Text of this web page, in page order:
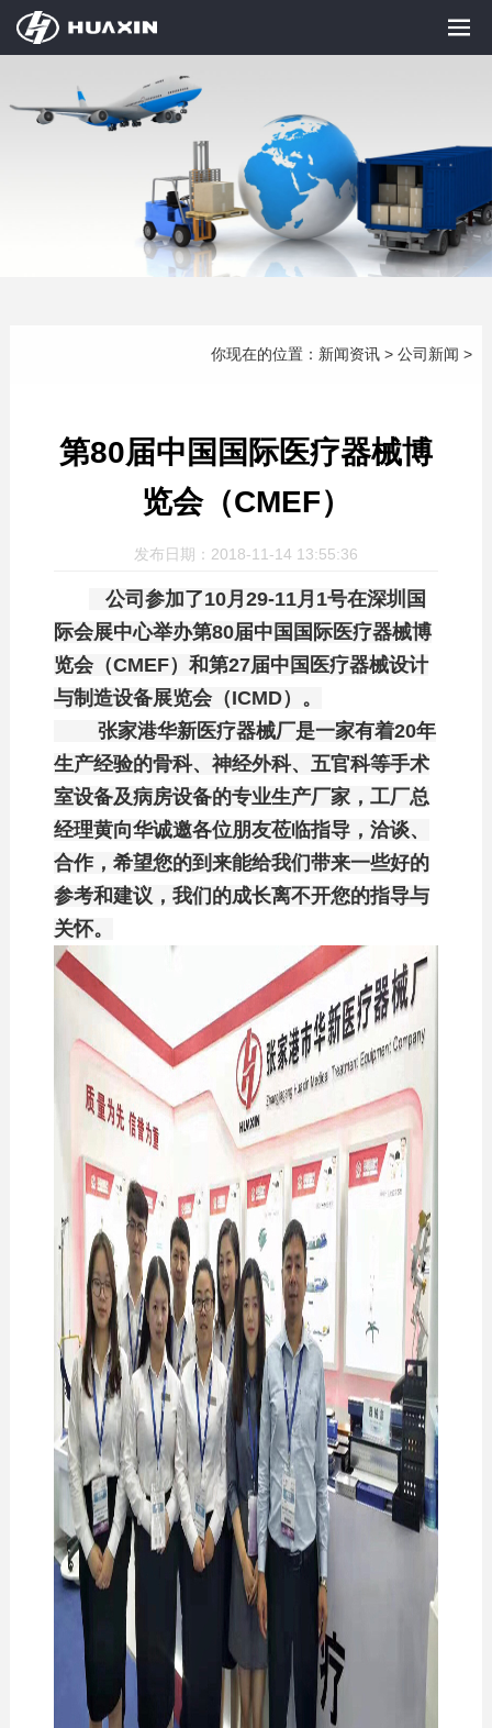
你现在的位置： 新闻资讯 >公司新闻 >
第80届中国国际医疗器械博
览会（CMEF）
发布日期：2018-11-14 13:55:36
公司参加了10月29-11月1号在深圳国
际会展中心举办第80届中国国际医疗器械博
览会（CMEF）和第27届中国医疗器械设计
与制造设备展览会（ICMD）。
张家港华新医疗器械厂是一家有着20年
生产经验的骨科、神经外科、五官科等手术
室设备及病房设备的专业生产厂家，工厂总
经理黄向华诚邀各位朋友莅临指导，洽谈、
合作，希望您的到来能给我们带来一些好的
参考和建议，我们的成长离不开您的指导与
关怀。